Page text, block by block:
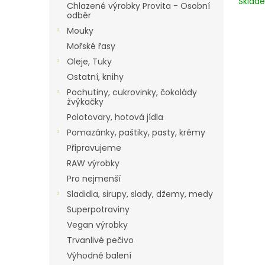
Chlazené výrobky Provita - Osobní
odběr
Mouky
Mořské řasy
Oleje, Tuky
Ostatní, knihy
Pochutiny, cukrovinky, čokolády
žvýkačky
Polotovary, hotová jídla
Pomazánky, paštiky, pasty, krémy
Připravujeme
RAW výrobky
Pro nejmenší
Sladidla, sirupy, slady, džemy, medy
Superpotraviny
Vegan výrobky
Trvanlivé pečivo
Výhodné balení